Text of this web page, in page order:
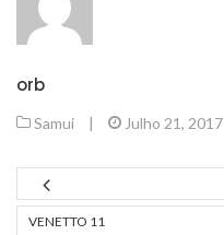
orb
Samui | Julho 21, 2017
VENETTO 11